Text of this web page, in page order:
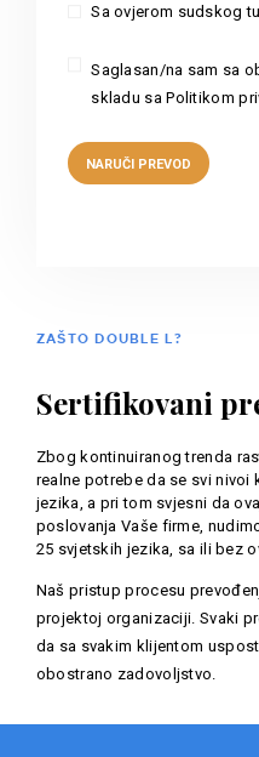
Sa ovjerom sudskog
Saglasan/na sam sa
skladu sa Politikom
ZAŠTO DOUBLE L?
Sertifikovani
Zbog kontinuiranog trenda
realne potrebe da se svi nivoi
jezika, a pri tom svjesni da
poslovanja Vaše firme,
25 svjetskih jezika, sa ili bez
Naš pristup procesu
projektoj organizaciji. Svaki
da sa svakim klijentom
obostrano zadovoljstvo.